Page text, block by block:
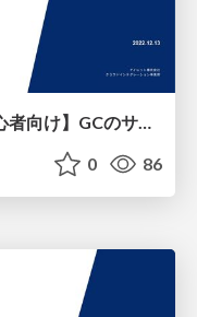
第5回 雲勉LT【オンライン：初心者向け】GCのサービスだけでCI_CDを構築してみよう
0 86